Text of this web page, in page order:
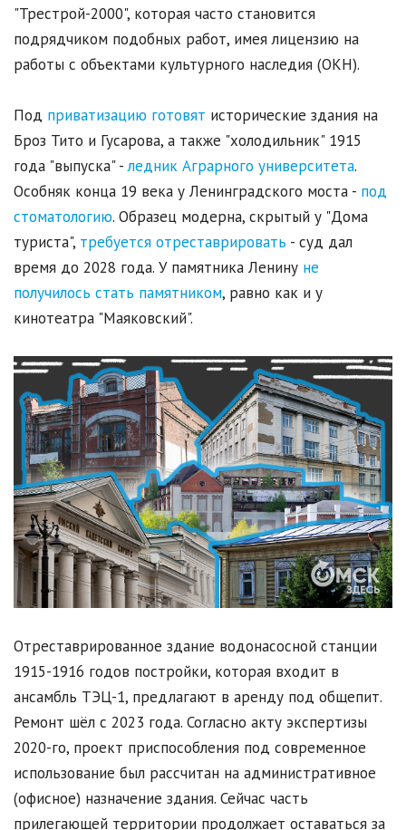
"Трестрой-2000", которая часто становится
подрядчиком подобных работ, имея лицензию на
работы с объектами культурного наследия (ОКН).
Под приватизацию готовят исторические здания на
Броз Тито и Гусарова, а также "холодильник" 1915
года "выпуска" -ледник Аграрного университета.
Особняк конца 19 века у Ленинградского моста - под
стоматологию. Образец модерна, скрытый у "Дома
туриста", требуется отреставрировать - суд дал
время до 2028 года. У памятника Ленину не
получилось стать памятником, равно как и у
кинотеатра "Маяковский".
Отреставрированное здание водонасосной станции
1915-1916 годов постройки, которая входит в
ансамбль ТЭЦ-1, предлагают в аренду под общепит.
Ремонт шёл с 2023 года. Согласно акту экспертизы
2020-го, проект приспособления под современное
использование был рассчитан на административное
(офисное) назначение здания. Сейчас часть
прилегающей территории продолжает оставаться за